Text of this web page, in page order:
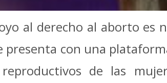
al derecho al aborto
presenta con una
de las